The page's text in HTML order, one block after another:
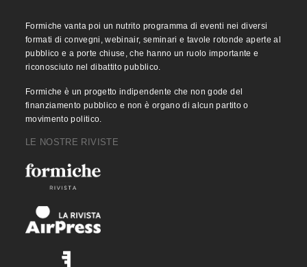
Formiche vanta poi un nutrito programma di eventi nei diversi
formati di convegni, webinair, seminari e tavole rotonde aperte al
pubblico e a porte chiuse, che hanno un ruolo importante e
riconosciuto nel dibattito pubblico.
Formiche è un progetto indipendente che non gode del
finanziamento pubblico e non è organo di alcun partito o
movimento politico.
LE NOSTRE RIVISTE